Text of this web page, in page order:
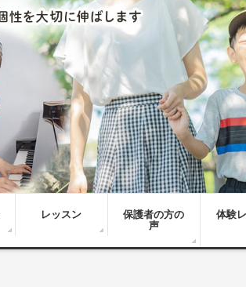
レッスン
保護者の方の
声
体験